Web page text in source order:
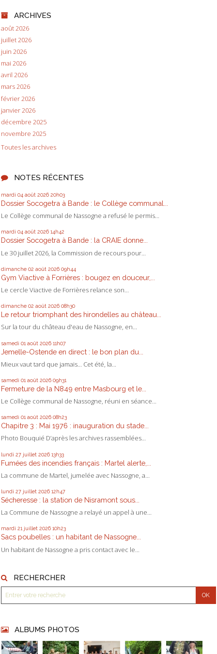
ARCHIVES
août 2026
juillet 2026
juin 2026
mai 2026
avril 2026
mars 2026
février 2026
janvier 2026
décembre 2025
novembre 2025
Toutes les archives
NOTES RÉCENTES
mardi 04 août 2026 20h03
Dossier Socogetra à Bande : le Collège communal...
Le Collège communal de Nassogne a refusé le permis...
mardi 04 août 2026 14h42
Dossier Socogetra à Bande : la CRAIE donne...
Le 30 juillet 2026, la Commission de recours pour...
dimanche 02 août 2026 09h44
Gym Viactive à Forrières : bougez en douceur,...
Le cercle Viactive de Forrières relance son...
dimanche 02 août 2026 08h30
Le retour triomphant des hirondelles au château...
Sur la tour du château d'eau de Nassogne, en...
samedi 01 août 2026 11h07
Jemelle-Ostende en direct : le bon plan du...
Mieux vaut tard que jamais... Cet été, la...
samedi 01 août 2026 09h31
Fermeture de la N849 entre Masbourg et le...
Le Collège communal de Nassogne, réuni en séance...
samedi 01 août 2026 08h23
Chapitre 3 : Mai 1976 : inauguration du stade...
Photo Bouquié D’après les archives rassemblées...
lundi 27 juillet 2026 13h33
Fumées des incendies français : Martel alerte,...
La commune de Martel, jumelée avec Nassogne, a...
lundi 27 juillet 2026 12h47
Sécheresse : la station de Nisramont sous...
La Commune de Nassogne a relayé un appel à une...
mardi 21 juillet 2026 10h23
Sacs poubelles : un habitant de Nassogne...
Un habitant de Nassogne a pris contact avec le...
RECHERCHER
ALBUMS PHOTOS